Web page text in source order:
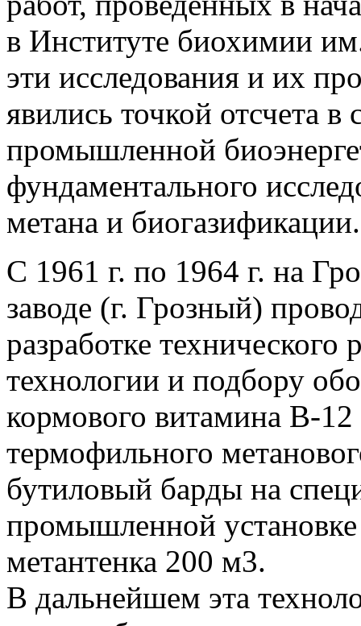
в Институте биохимии
эти исследования и их
явились точкой отсчета в
промышленной
фундаментального
метана и биогазификации.
С 1961 г. по 1964 г. на
заводе (г. Грозный)
разработке
технологии и подбору
кормового витамина В-12
термофильного
бутиловый барды на
промышленной
метантенка 200 м3.
В дальнейшем эта